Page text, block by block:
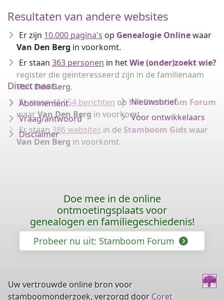
Resultaten van andere websites
Er zijn 10.000 pagina's op Genealogie Onlinewaar
Van Den Berg in voorkomt.
Er staan 363 personen in hetWie (onder)zoekt wie?
register die geïnteresseerd zijn in de familienaam
Van Den Berg.
Er staan48.954 berichten op hetStamboom Forum
waarVan Den Berg in voorkomt.
Er staan 386 websites in de Stamboom Gids waar
Van Den Berg in voorkomt.
Direct naar...
Abonnement
Vraag/antwoord
Disclaimer
Nieuwsbrief
Voor ontwikkelaars
Doe mee in de online
ontmoetingsplaats voor
genealogen en familiegeschiedenis!
Probeer nu uit: Stamboom Forum
Uw vertrouwde online bron voor
stamboomonderzoek, verzorgd door Coret